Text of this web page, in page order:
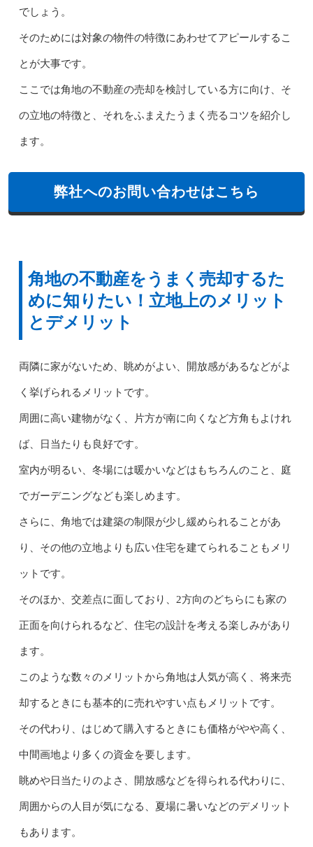
でしょう。
そのためには対象の物件の特徴にあわせてアピールするこ
とが大事です。
ここでは角地の不動産の売却を検討している方に向け、そ
の立地の特徴と、それをふまえたうまく売るコツを紹介し
ます。
弊社へのお問い合わせはこちら
角地の不動産をうまく売却するた
めに知りたい！立地上のメリット
とデメリット
両隣に家がないため、眺めがよい、開放感があるなどがよ
く挙げられるメリットです。
周囲に高い建物がなく、片方が南に向くなど方角もよけれ
ば、日当たりも良好です。
室内が明るい、冬場には暖かいなどはもちろんのこと、庭
でガーデニングなども楽しめます。
さらに、角地では建築の制限が少し緩められることがあ
り、その他の立地よりも広い住宅を建てられることもメリ
ットです。
そのほか、交差点に面しており、2方向のどちらにも家の
正面を向けられるなど、住宅の設計を考える楽しみがあり
ます。
このような数々のメリットから角地は人気が高く、将来売
却するときにも基本的に売れやすい点もメリットです。
その代わり、はじめて購入するときにも価格がやや高く、
中間画地より多くの資金を要します。
眺めや日当たりのよさ、開放感などを得られる代わりに、
周囲からの人目が気になる、夏場に暑いなどのデメリット
もあります。